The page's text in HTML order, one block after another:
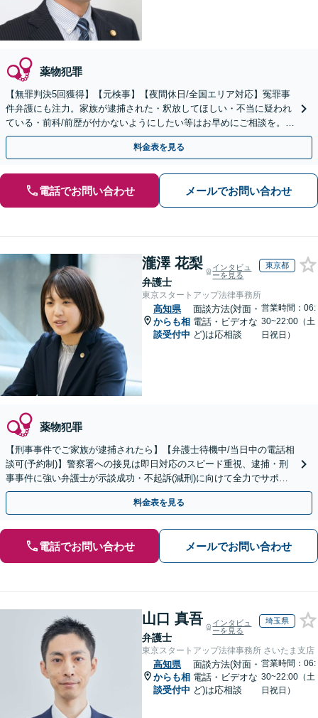
薬物犯罪
【無罪判決5回獲得】【元検事】【夜間休日/全国エリア対応】冤罪事
件弁護にも注力。家族が逮捕された・釈放してほしい・不当に疑われ
ている・前科/前歴が付かないようにしたい等はお早めにご相談を。迅
速に的確な対応に定評あり【分割払い可】
料金表を見る
電話でお問い合わせ メールでお問い合わせ
瀧澤 花梨
弁護士
インタビュ
ーを見る
東京都
東京スタートアップ法律事務所
高知県
からも相
談受付中
面談方法(対面・
電話・ビデオな
ど)は応相談
営業時間：06:
30~22:00（土
日祝日）
薬物犯罪
【刑事事件でご家族が逮捕されたら】【弁護士待機中/当日中の電話相
談可(予約制)】警察署への接見は即日対応のスピード重視、逮捕・刑
事事件に強い弁護士が示談成功・不起訴(減刑)に向けて全力でサポー
トします。【加害者側の相談専門】
料金表を見る
電話でお問い合わせ メールでお問い合わせ
山口 真吾
弁護士
インタビュ
ーを見る
埼玉県
東京スタートアップ法律事務所 さいたま支店
高知県
からも相
談受付中
面談方法(対面・
電話・ビデオな
ど)は応相談
営業時間：06:
30~22:00（土
日祝日）